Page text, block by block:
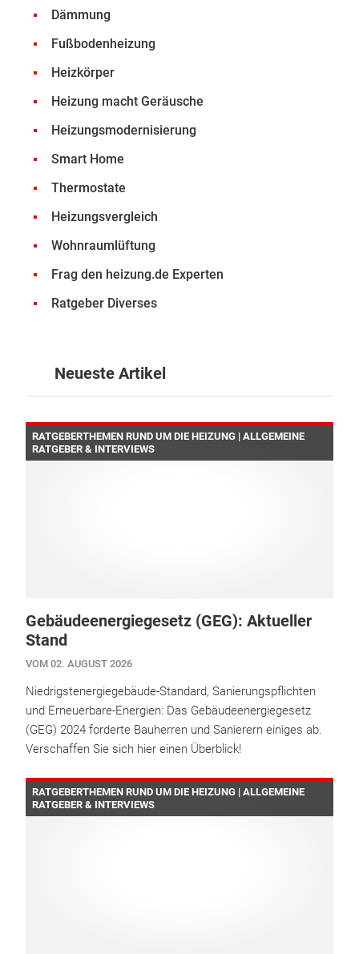
Dämmung
Fußbodenheizung
Heizkörper
Heizung macht Geräusche
Heizungsmodernisierung
Smart Home
Thermostate
Heizungsvergleich
Wohnraumlüftung
Frag den heizung.de Experten
Ratgeber Diverses
Neueste Artikel
RATGEBERTHEMEN RUND UM DIE HEIZUNG | ALLGEMEINE
RATGEBER & INTERVIEWS
Gebäudeenergiegesetz (GEG): Aktueller
Stand
VOM 02. AUGUST 2026
Niedrigstenergiegebäude-Standard, Sanierungspflichten
und Erneuerbare-Energien: Das Gebäudeenergiegesetz
(GEG) 2024 forderte Bauherren und Sanierern einiges ab.
Verschaffen Sie sich hier einen Überblick!
RATGEBERTHEMEN RUND UM DIE HEIZUNG | ALLGEMEINE
RATGEBER & INTERVIEWS